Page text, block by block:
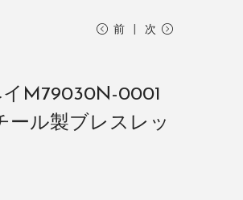
前 次
M79030N-0001
ル製ブレスレッ